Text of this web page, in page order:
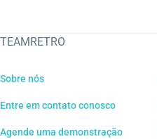
TEAMRETRO
Sobre nós
Entre em contato conosco
Agende uma demonstração